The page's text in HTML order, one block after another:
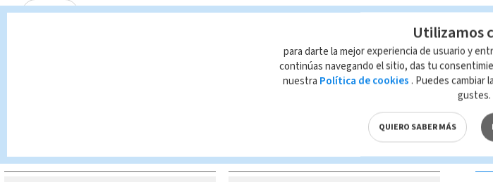
precio
Queda prohibida la reproducción total o parcial del contenido de esta página, mismo que es propiedad
MÁS VIDEOS
Utilizamos
para darte la mejor experiencia de usuario y
continúas navegando el sitio, das tu
nuestra Política de cookies . Puedes cambiar
gustes.
QUIERO SABER MÁS